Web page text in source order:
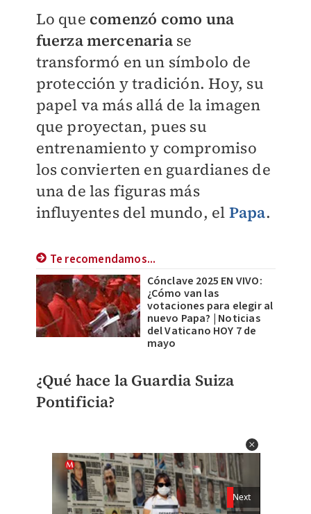
Lo que comenzó como una
fuerza mercenaria se
transformó en un símbolo de
protección y tradición. Hoy, su
papel va más allá de la imagen
que proyectan, pues su
entrenamiento y compromiso
los convierten en guardianes de
una de las figuras más
influyentes del mundo, el Papa.
Te recomendamos...
Cónclave 2025 EN VIVO:
¿Cómo van las
votaciones para elegir al
nuevo Papa? | Noticias
del Vaticano HOY 7 de
mayo
¿Qué hace la Guardia Suiza
Pontificia?